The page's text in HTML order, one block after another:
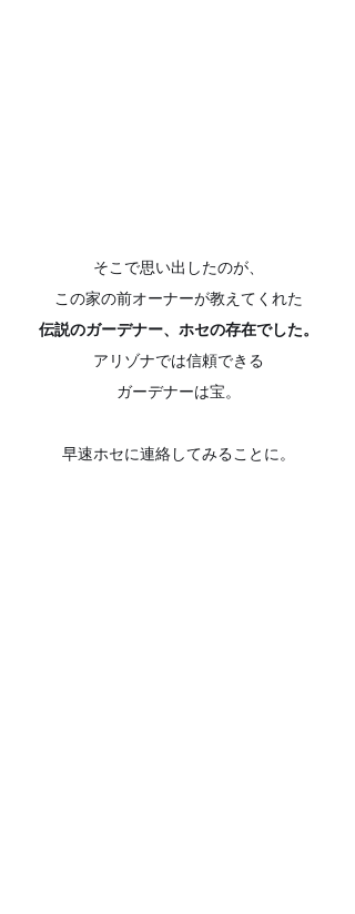
そこで思い出したのが、
この家の前オーナーが教えてくれた
伝説のガーデナー、ホセの存在でした。
アリゾナでは信頼できる
ガーデナーは宝。
早速ホセに連絡してみることに。